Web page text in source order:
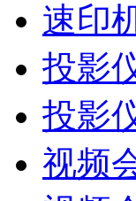
速印
投影
投影
视频